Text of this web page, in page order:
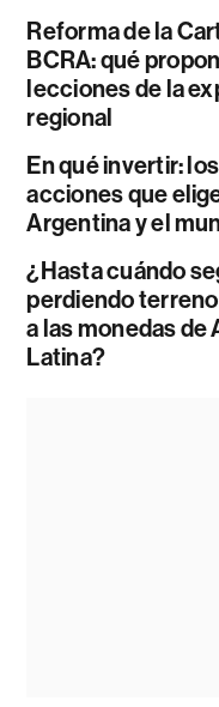
Reforma de la
BCRA: qué
lecciones de la
regional
En qué invertir:
acciones que
Argentina y el
¿Hasta cuándo
perdiendo
a las monedas de
Latina?